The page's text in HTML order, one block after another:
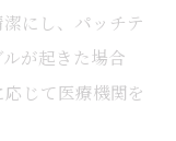
にし、パッチテ
が起きた場合
じて医療機関を